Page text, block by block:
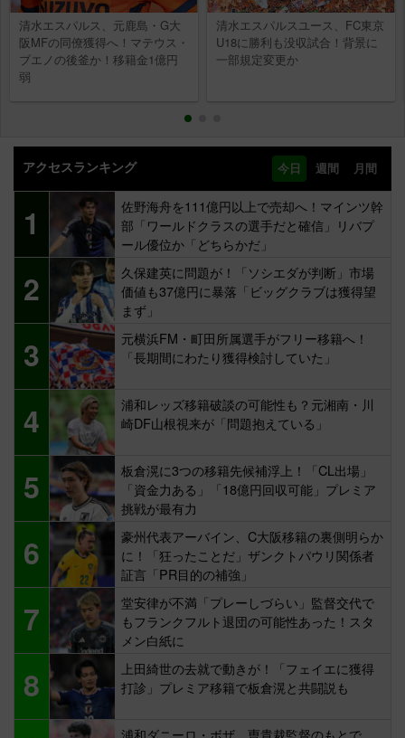
清水エスパルス、元鹿島・G大
阪MFの同僚獲得へ！マテウス・
ブエノの後釜か！移籍金1億円
弱
清水エスパルスユース、FC東京
U18に勝利も没収試合！背景に
一部規定変更か
アクセスランキング 今日 週間 月間
1
佐野海舟を111億円以上で売却へ！マインツ幹
部「ワールドクラスの選手だと確信」リバプ
ール優位か「どちらかだ」
2
久保建英に問題が！「ソシエダが判断」市場
価値も37億円に暴落「ビッグクラブは獲得望
まず」
3
元横浜FM・町田所属選手がフリー移籍へ！
「長期間にわたり獲得検討していた」
4
浦和レッズ移籍破談の可能性も？元湘南・川
崎DF山根視来が「問題抱えている」
5
板倉滉に3つの移籍先候補浮上！「CL出場」
「資金力ある」「18億円回収可能」プレミア
挑戦が最有力
6
豪州代表アーバイン、C大阪移籍の裏側明らか
に！「狂ったことだ」ザンクトパウリ関係者
証言「PR目的の補強」
7
堂安律が不満「プレーしづらい」監督交代で
もフランクフルト退団の可能性あった！スタ
メン白紙に
8
上田綺世の去就で動きが！「フェイエに獲得
打診」プレミア移籍で板倉滉と共闘説も
浦和ダニーロ・ボザ、曺貴裁監督のもとで